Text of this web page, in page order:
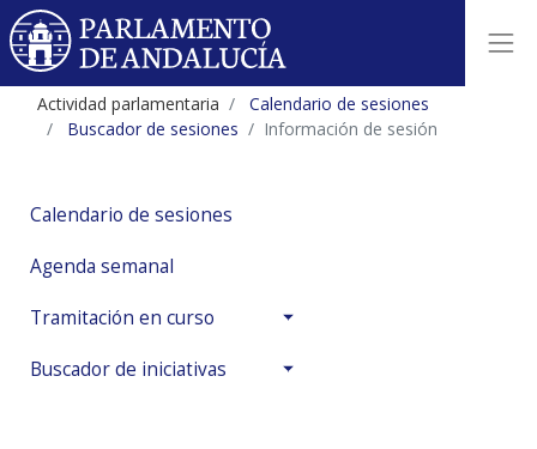
Actividad parlamentaria
Calendario de sesiones
Buscador de sesiones
Información de sesión
Calendario de sesiones
Agenda semanal
Tramitación en curso
Buscador de iniciativas